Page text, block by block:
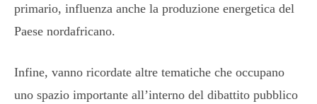
primario, influenza anche la produzione energetica del
Paese nordafricano.
Infine, vanno ricordate altre tematiche che occupano
uno spazio importante all’interno del dibattito pubblico